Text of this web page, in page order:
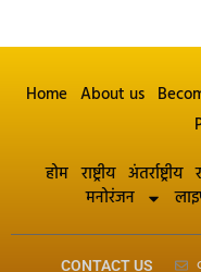
Home About us
होम राष्ट्रीय अंतर्राष्ट्रीय
मनोरंजन
CONTACT US